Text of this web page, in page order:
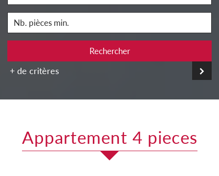
Rechercher
+ de critères
appartement 4 pieces